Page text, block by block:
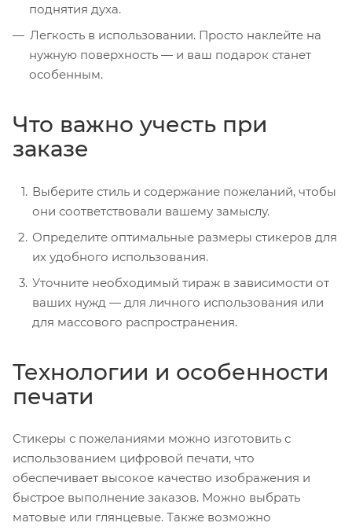
поднятия духа.
Легкость в использовании. Просто наклейте на
нужную поверхность — и ваш подарок станет
особенным.
Что важно учесть при
заказе
Выберите стиль и содержание пожеланий, чтобы
они соответствовали вашему замыслу.
Определите оптимальные размеры стикеров для
их удобного использования.
Уточните необходимый тираж в зависимости от
ваших нужд — для личного использования или
для массового распространения.
Технологии и особенности
печати
Стикеры с пожеланиями можно изготовить с
использованием цифровой печати, что
обеспечивает высокое качество изображения и
быстрое выполнение заказов. Можно выбрать
матовые или глянцевые. Также возможно